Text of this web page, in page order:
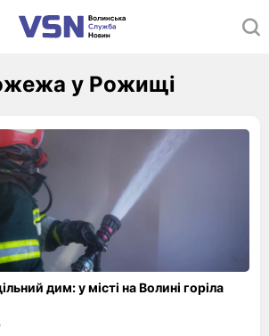
у Рожищі
дим: у місті на Волині горіла